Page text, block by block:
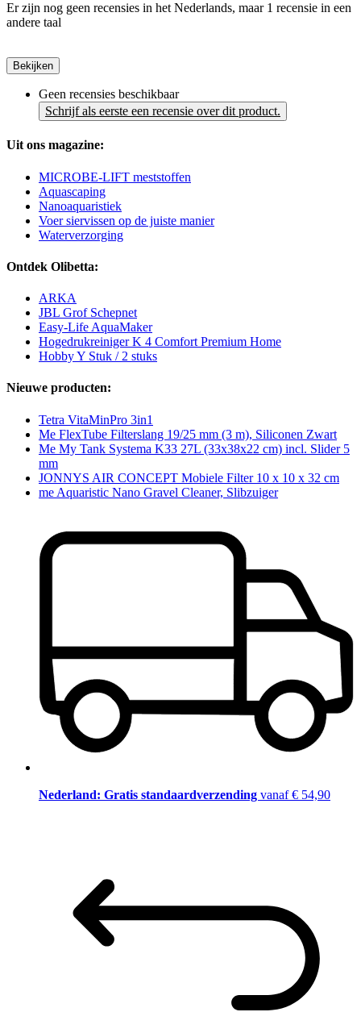
Er zijn nog geen recensies in het Nederlands, maar 1 recensie in een
andere taal
Bekijken
Geen recensies beschikbaar
Schrijf als eerste een recensie over dit product.
Uit ons magazine:
MICROBE-LIFT meststoffen
Aquascaping
Nanoaquaristiek
Voer siervissen op de juiste manier
Waterverzorging
Ontdek Olibetta:
ARKA
JBL Grof Schepnet
Easy-Life AquaMaker
Hogedrukreiniger K 4 Comfort Premium Home
Hobby Y Stuk / 2 stuks
Nieuwe producten:
Tetra VitaMinPro 3in1
Me FlexTube Filterslang 19/25 mm (3 m), Siliconen Zwart
Me My Tank Systema K33 27L (33x38x22 cm) incl. Slider 5
mm
JONNYS AIR CONCEPT Mobiele Filter 10 x 10 x 32 cm
me Aquaristic Nano Gravel Cleaner, Slibzuiger
Nederland: Gratis standaardverzending vanaf € 54,90